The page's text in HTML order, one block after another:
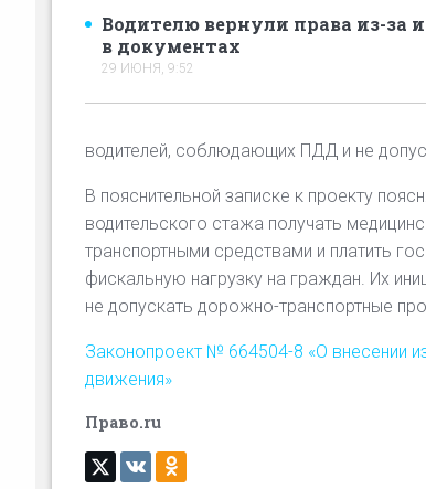
Водителю вернули права из-за
в документах
29 ИЮНЯ, 9:52
водителей, соблюдающих ПДД и не
В пояснительной записке к проекту
водительского стажа получать
транспортными средствами и платить
фискальную нагрузку на граждан. Их
не допускать дорожно-транспортные
Законопроект № 664504-8 «О внесении
движения»
Право.ru